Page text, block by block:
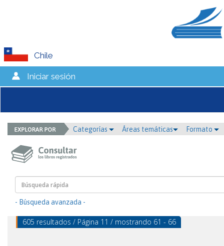
Chile
Iniciar sesión
Categorías Áreas temáticas Formato
- Búsqueda avanzada -
605 resultados / Página 11 / mostrando 61 - 66